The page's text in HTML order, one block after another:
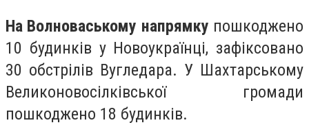
На Волноваському напрямку пошкоджено
10 будинків у Новоукраїнці, зафіксовано
30 обстрілів Вугледара. У Шахтарському
Великоновосілківської громади
пошкоджено 18 будинків.